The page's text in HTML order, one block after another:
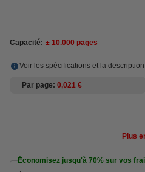
Capacité: ± 10.000 pages
Voir les spécifications et la description
Par page 0,021 €
Plus
Économisez jusqu'à 70% sur vos